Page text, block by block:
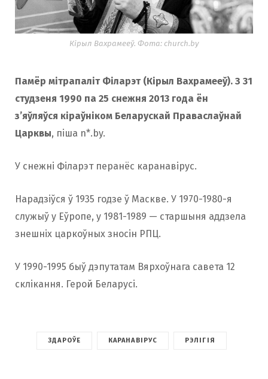
Кірыл Вахрамееў. Фота: church.by
Памёр мітрапаліт Філарэт (Кірыл Вахрамееў). З 31
студзеня 1990 па 25 снежня 2013 года ён
з’яўляўся кіраўніком Беларускай Праваслаўнай
Царквы, піша n*.by.
У снежні Філарэт перанёс каранавірус.
Нарадзіўся ў 1935 годзе ў Маскве. У 1970-1980-я
служыў у Еўропе, у 1981-1989 — старшыня аддзела
знешніх царкоўных зносін РПЦ.
У 1990-1995 быў дэпутатам Вярхоўнага савета 12
склікання. Герой Беларусі.
ЗДАРОЎЕ КАРАНАВІРУС РЭЛІГІЯ